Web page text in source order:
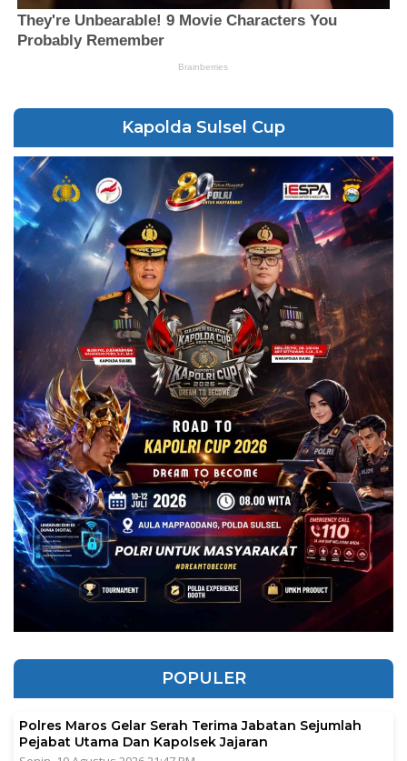
Kapolda Sulsel Cup
POPULER
Polres Maros Gelar Serah Terima Jabatan Sejumlah
Pejabat Utama Dan Kapolsek Jajaran